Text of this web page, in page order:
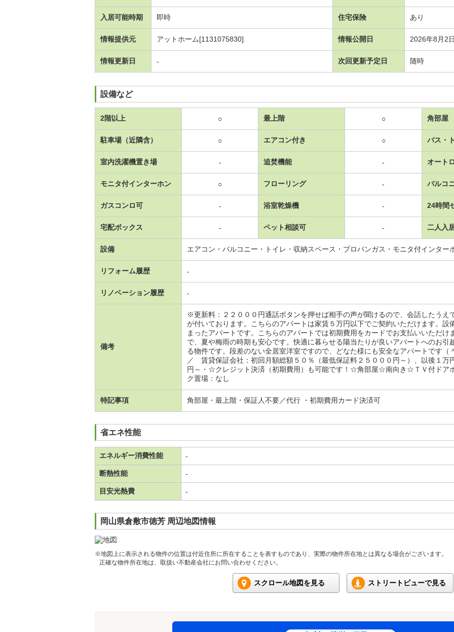
入居可能時期 即時 住宅保険 あり
情報提供元 アットホーム[1131075830] 情報公開日 2026年8月2日
情報更新日 - 次回更新予定日 随時
設備など
2階以上 ○ 最上階 ○ 角部屋
駐車場（近隣含） ○ エアコン付き ○ バス・
室内洗濯機置き場 - 追焚機能 - オート
モニタ付インターホン ○ フローリング - バルコ
ガスコンロ可 - 浴室乾燥機 - 24時間
宅配ボックス - ペット相談可 - 二人入
設備 エアコン・バルコニー・トイレ・収納スペース・プロパンガス・モニタ付インター
リフォーム履歴 -
リノベーション履歴 -
備考
※更新料：２２０００円通話ボタンを押せば相手の声が聞けるので、会話したうえ
が付いております。こちらのアパートは家賃５万円以下でご契約いただけます。設
まったアパートです。こちらのアパートでは初期費用をカードでお支払いいただ
で、夏や梅雨の時期も安心です。快適に暮らせる陽当たりが良いアパートへのお引
る物件です。段差のない全居室洋室ですので、どなた様にも安全なアパートです
／ 賃貸保証会社：初回月額総額５０％（最低保証料２５０００円～）、以後１万
円～・☆クレジット決済（初期費用）も可能です！☆角部屋☆南向き☆ＴＶ付ド
ク置場：なし
特記事項 角部屋・最上階・保証人不要／代行 ・初期費用カード決済可
省エネ性能
エネルギー消費性能 -
断熱性能 -
目安光熱費 -
岡山県倉敷市徳芳 周辺地図情報
※地図上に表示される物件の位置は付近住所に所在することを表すものであり、実際の物件所在地とは異なる場合がございます。
正確な物件所在地は、取扱い不動産会社にお問い合わせください。
スクロール地図を見る ストリートビューで見る